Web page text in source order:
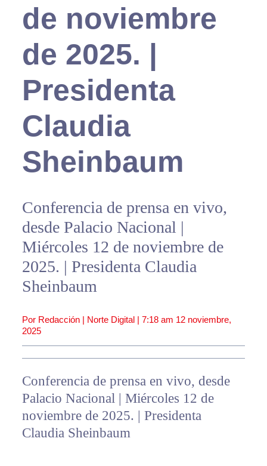
de noviembre
de 2025. |
Presidenta
Claudia
Sheinbaum
Conferencia de prensa en vivo,
desde Palacio Nacional |
Miércoles 12 de noviembre de
2025. | Presidenta Claudia
Sheinbaum
Por Redacción | Norte Digital | 7:18 am 12 noviembre,
2025
Conferencia de prensa en vivo, desde
Palacio Nacional | Miércoles 12 de
noviembre de 2025. | Presidenta
Claudia Sheinbaum